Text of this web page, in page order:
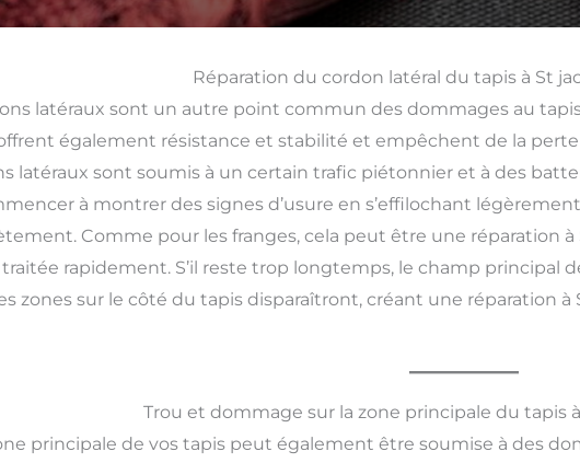
Réparation du cordon latéral du tapis à St
latéraux sont un autre point commun des dommages au
également résistance et stabilité et empêchent de la perte
latéraux sont soumis à un certain trafic piétonnier et à des
à montrer des signes d’usure en s’effilochant
Comme pour les franges, cela peut être une réparation
rapidement. S’il reste trop longtemps, le champ principal
zones sur le côté du tapis disparaîtront, créant une réparation
Trou et dommage sur la zone principale du tapis
principale de vos tapis peut également être soumise à des